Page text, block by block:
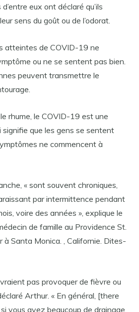
eux ont déclaré qu’ils
sens du goût ou de l’odorat.
atteintes de COVID-19 ne
ou ne se sentent pas bien.
peuvent transmettre le
rhume, le COVID-19 est une
signifie que les gens se sentent
ne commencent à
« sont souvent chroniques,
par intermittence pendant
voire des années », explique le
de famille au Providence St.
à Santa Monica. , Californie. Dites-
pas provoquer de fièvre ou
Arthur. « En général, [there
vous avez beaucoup de drainage